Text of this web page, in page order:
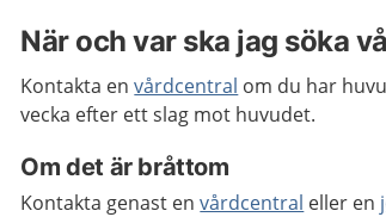
När och var ska jag söka
Kontakta envårdcentral om du har
vecka efter ett slag mot huvudet.
Om det är bråttom
Kontakta genast envårdcentral eller en